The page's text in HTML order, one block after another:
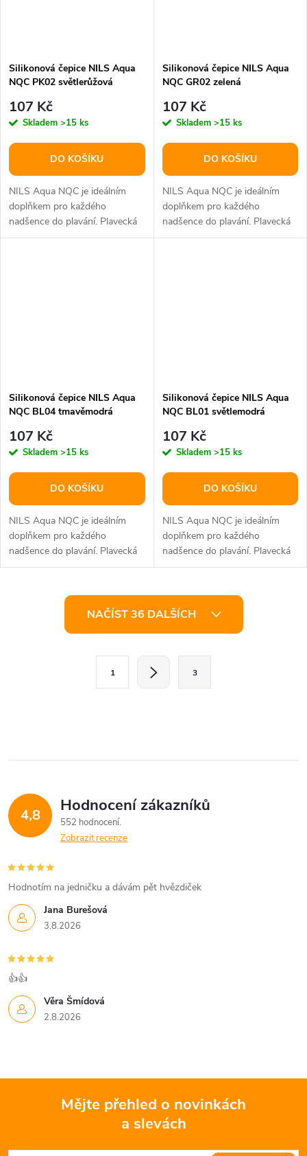
Silikonová čepice NILS Aqua
NQC PK02 světlerůžová
107 Kč
Skladem >15 ks
DO KOŠÍKU
NILS Aqua NQC je ideálním
doplňkem pro každého
nadšence do plavání. Plavecká
čepice je mimořádně funkční a
Silikonová čepice NILS Aqua
NQC GR02 zelená
107 Kč
Skladem >15 ks
DO KOŠÍKU
NILS Aqua NQC je ideálním
doplňkem pro každého
nadšence do plavání. Plavecká
čepice je mimořádně funkční a
Silikonová čepice NILS Aqua
NQC BL04 tmavěmodrá
107 Kč
Skladem >15 ks
DO KOŠÍKU
NILS Aqua NQC je ideálním
doplňkem pro každého
nadšence do plavání. Plavecká
čepice je mimořádně funkční a
Silikonová čepice NILS Aqua
NQC BL01 světlemodrá
107 Kč
Skladem >15 ks
DO KOŠÍKU
NILS Aqua NQC je ideálním
doplňkem pro každého
nadšence do plavání. Plavecká
čepice je mimořádně funkční a
í
p
v
k
y
v
ý
p
s
NAČÍST 36 DALŠÍCH
k
v
á
n
1 3
4,8 Hodnocení zákazníků
552 hodnocení
Zobrazit recenze
Jana Burešová
3.8.2026
Hodnotím na jedničku a dávám pět hvězdiček
Věra Šmídová
2.8.2026
👍👍
Mějte přehled o novinkách
a slevách